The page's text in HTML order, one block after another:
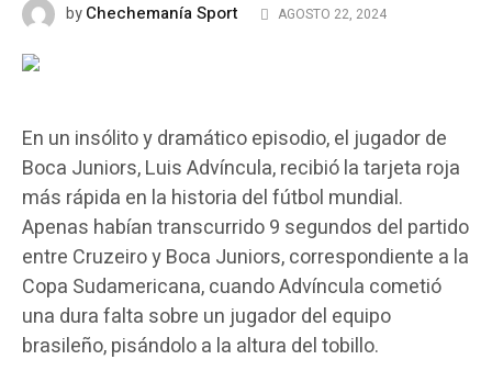
byChechemanía Sport AGOSTO 22, 2024
En un insólito y dramático episodio, el jugador de
Boca Juniors, Luis Advíncula, recibió la tarjeta roja
más rápida en la historia del fútbol mundial.
Apenas habían transcurrido 9 segundos del partido
entre Cruzeiro y Boca Juniors, correspondiente a la
Copa Sudamericana, cuando Advíncula cometió
una dura falta sobre un jugador del equipo
brasileño, pisándolo a la altura del tobillo.